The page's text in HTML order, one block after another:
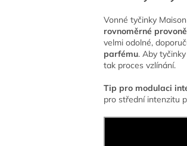
Vonné tyčinky
rovnoměrné
velmi odolné,
parfému. Aby
tak proces vzlínání.
Tip pro modulaci
pro střední intenzitu